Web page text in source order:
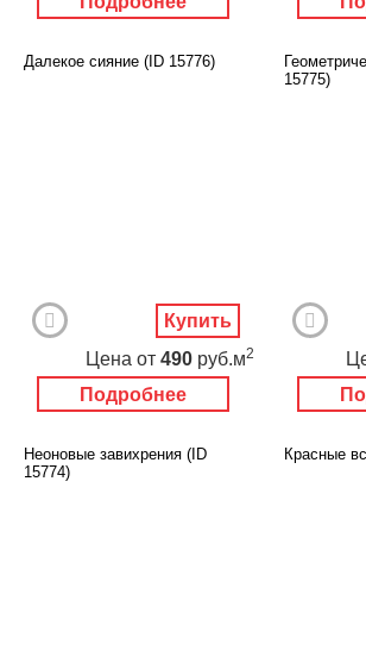
Далекое сияние (ID 15776)
Подробнее
Цена от 490 руб.м2
Купить
15775)
Неоновые завихрения (ID
15774)
Красные